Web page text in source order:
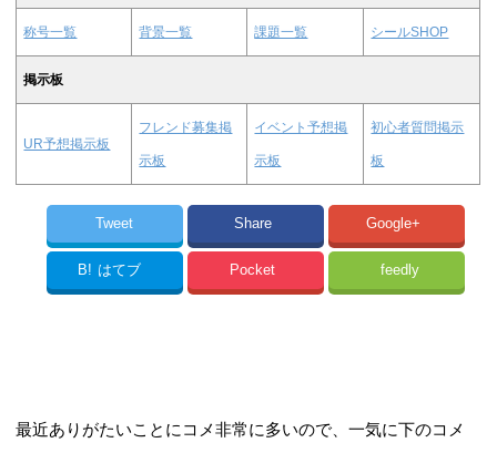
称号一覧 背景一覧 課題一覧 シールSHOP
掲示板
UR予想掲示板
フレンド募集掲
示板
イベント予想掲
示板
初心者質問掲示
板
Tweet Share Google+
B! はてブ Pocket feedly
最近ありがたいことにコメ非常に多いので、一気に下のコメ